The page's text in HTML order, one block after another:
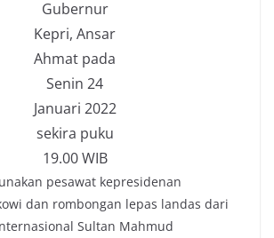
Gubernur
Kepri, Ansar
Ahmat pada
Senin 24
Januari 2022
sekira puku
19.00 WIB
pesawat kepresidenan
dan rombongan lepas landas dari
Sultan Mahmud